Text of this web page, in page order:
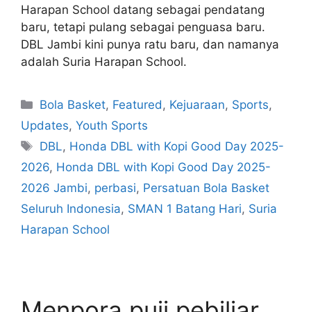
Harapan School datang sebagai pendatang
baru, tetapi pulang sebagai penguasa baru.
DBL Jambi kini punya ratu baru, dan namanya
adalah Suria Harapan School.
Bola Basket, Featured , Kejuaraan, Sports,
Updates, Youth Sports
DBL, Honda DBL with Kopi Good Day 2025-
2026, Honda DBL with Kopi Good Day 2025-
2026 Jambi, perbasi, Persatuan Bola Basket
Seluruh Indonesia, SMAN 1 Batang Hari, Suria
Harapan School